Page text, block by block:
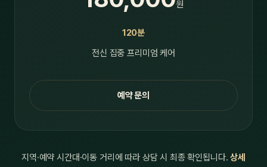
원
120분
전신 집중 프리미엄 케어
예약 문의
지역·예약 시간대·이동 거리에 따라 상담 시 최종 확인됩니다.상세